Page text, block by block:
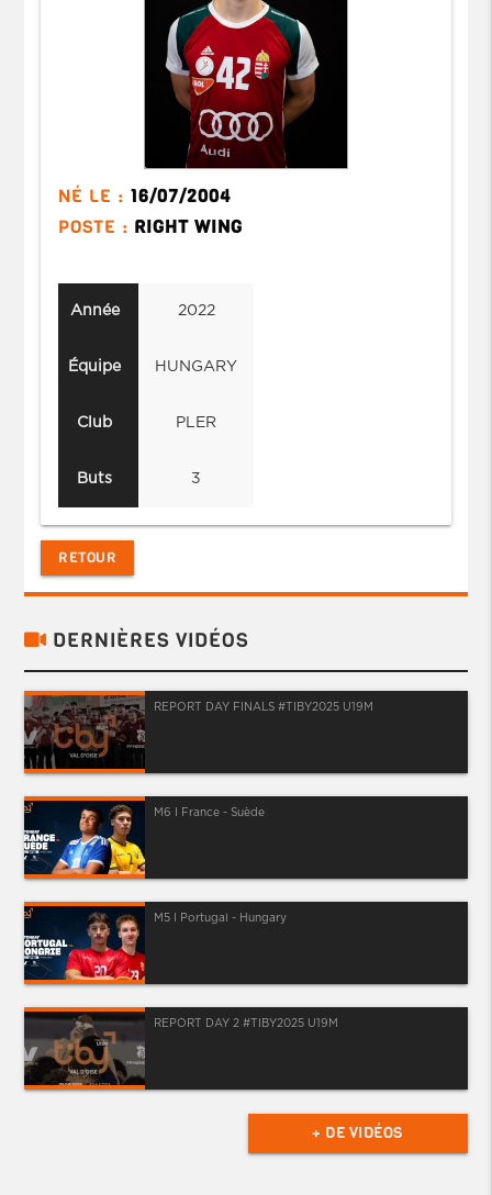
NÉ LE : 16/07/2004
POSTE : RIGHT WING
Année
Équipe
Club
Buts
2022
HUNGARY
PLER
3
RETOUR
DERNIÈRES VIDÉOS
REPORT DAY FINALS #TIBY2025 U19M
M6 I France - Suède
M5 I Portugal - Hungary
REPORT DAY 2 #TIBY2025 U19M
+ DE VIDÉOS